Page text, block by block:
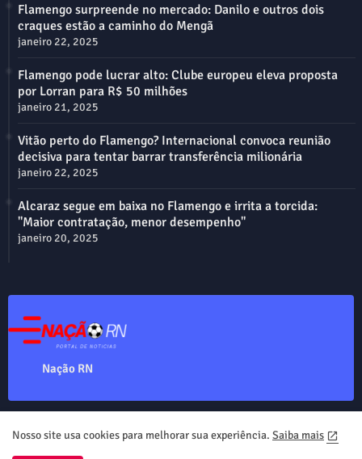
Flamengo surpreende no mercado: Danilo e outros dois
craques estão a caminho do Mengã
janeiro 22, 2025
Flamengo pode lucrar alto: Clube europeu eleva proposta
por Lorran para R$ 50 milhões
janeiro 21, 2025
Vitão perto do Flamengo? Internacional convoca reunião
decisiva para tentar barrar transferência milionária
janeiro 22, 2025
Alcaraz segue em baixa no Flamengo e irrita a torcida:
"Maior contratação, menor desempenho"
janeiro 20, 2025
Nação RN
Home About Contact us Privacy Policy
Nosso site usa cookies para melhorar sua experiência. Saiba mais